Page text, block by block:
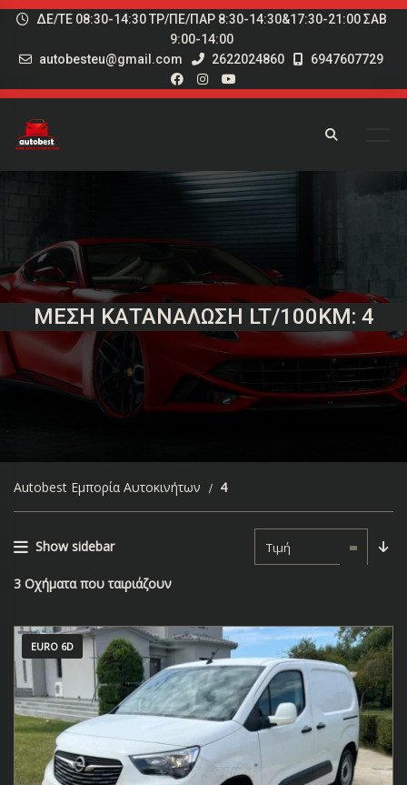
ΔΕ/ΤΕ 08:30-14:30 ΤΡ/ΠΕ/ΠΑΡ 8:30-14:30&17:30-21:00 ΣΑΒ
9:00-14:00
autobesteu@gmail.com
2622024860 6947607729
ΜΈΣΗ ΚΑΤΑΝΆΛΩΣΗ LT/100KM: 4
Autobest Εμπορία Αυτοκινήτων 4
Show sidebar Τιμή
3 Οχήματα που ταιριάζουν
EURO 6D